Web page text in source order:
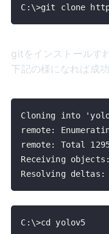
C:\>git clone
gitをインストールす
下記の様になれば成
Resolving deltas:
C:\>cd yolov5